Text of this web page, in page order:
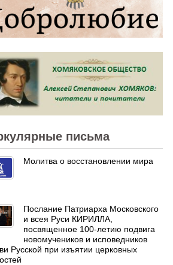
письма
Молитва о восстановлении мира
Послание Патриарха Московского
и всея Руси КИРИЛЛА,
посвященное 100-летию подвига
новомучеников и исповедников
Русской при изъятии церковных